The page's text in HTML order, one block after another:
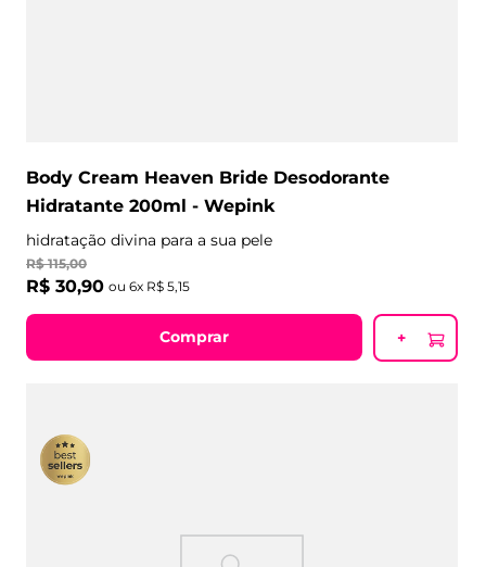
Body Cream Heaven Bride Desodorante
Hidratante 200ml - Wepink
hidratação divina para a sua pele
R$ 115,00
R$ 30,90 ou 6x R$ 5,15
Comprar +